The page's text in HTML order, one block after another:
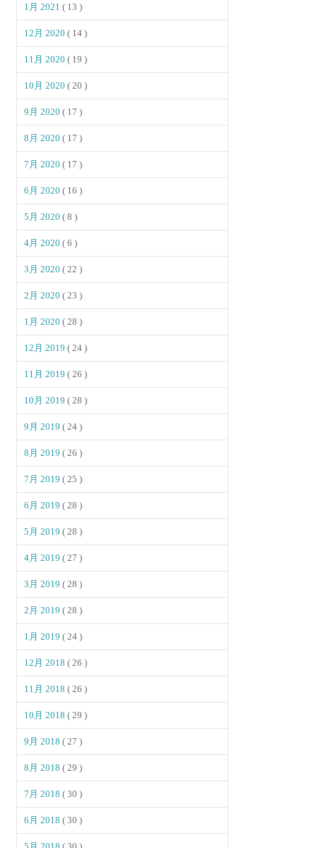
1月 2021( 13 )
12月 2020( 14 )
11月 2020( 19 )
10月 2020( 20 )
9月 2020( 17 )
8月 2020( 17 )
7月 2020( 17 )
6月 2020( 16 )
5月 2020( 8 )
4月 2020( 6 )
3月 2020( 22 )
2月 2020( 23 )
1月 2020( 28 )
12月 2019( 24 )
11月 2019( 26 )
10月 2019( 28 )
9月 2019( 24 )
8月 2019( 26 )
7月 2019( 25 )
6月 2019( 28 )
5月 2019( 28 )
4月 2019( 27 )
3月 2019( 28 )
2月 2019( 28 )
1月 2019( 24 )
12月 2018( 26 )
11月 2018( 26 )
10月 2018( 29 )
9月 2018( 27 )
8月 2018( 29 )
7月 2018( 30 )
6月 2018( 30 )